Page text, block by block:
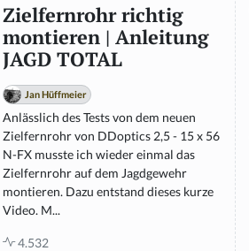
Zielfernrohr richtig
montieren | Anleitung
JAGD TOTAL
Jan Hüffmeier
Anlässlich des Tests von dem neuen
Zielfernrohr von DDoptics 2,5 - 15 x 56
N-FX musste ich wieder einmal das
Zielfernrohr auf dem Jagdgewehr
montieren. Dazu entstand dieses kurze
Video. M...
4.532